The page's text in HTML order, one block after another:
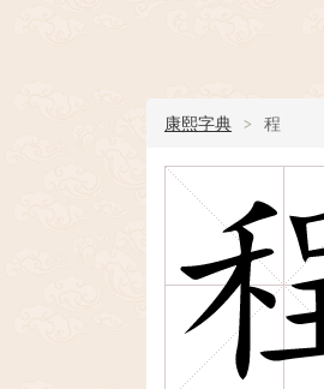
康熙字典 程